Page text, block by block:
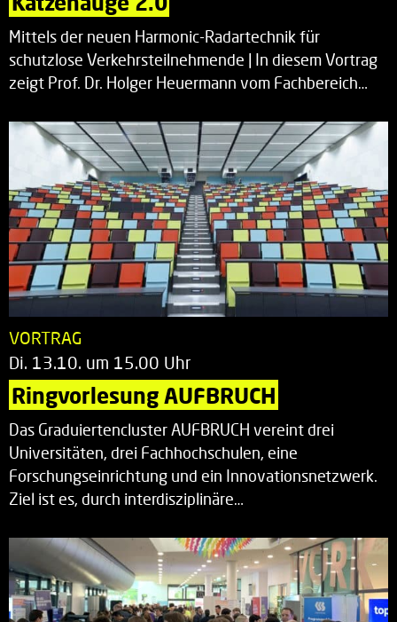
Mittels der neuen Harmonic-Radartechnik für
schutzlose Verkehrsteilnehmende | In diesem Vortrag
zeigt Prof. Dr. Holger Heuermann vom Fachbereich…
VORTRAG
Di. 13.10. um 15.00 Uhr
Ringvorlesung AUFBRUCH
Das Graduiertencluster AUFBRUCH vereint drei
Universitäten, drei Fachhochschulen, eine
Forschungseinrichtung und ein Innovationsnetzwerk.
Ziel ist es, durch interdisziplinäre…